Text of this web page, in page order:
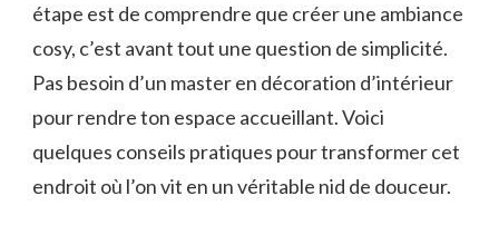
étape est de comprendre que créer une ambiance
cosy, c’est avant tout une question de simplicité.
Pas besoin d’un master en décoration d’intérieur
pour rendre ton espace accueillant. Voici
quelques conseils pratiques pour transformer cet
endroit où l’on vit en un véritable nid de douceur.